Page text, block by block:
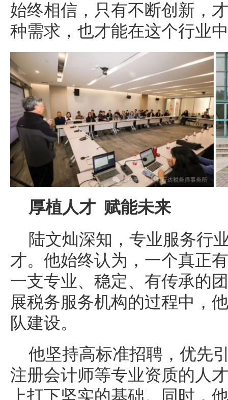
始终相信，只有不断创新，
种需求，也才能在这个行业
厚植人才 赋能未来
陆文灿深知，专业服务行
才。他始终认为，一个真正
一支专业、稳定、有传承的
展税务服务机构的过程中，
队建设。
他坚持高标准招聘，优先
注册会计师等专业资质的人
上打下坚实的基础。同时，